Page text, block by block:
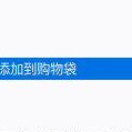
加到购物袋